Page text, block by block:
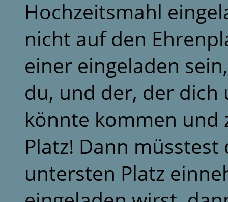
Hochzeitsmahl
nicht auf den
einer eingeladen
du, und der, der
könnte kommen und
Platz! Dann
untersten Platz